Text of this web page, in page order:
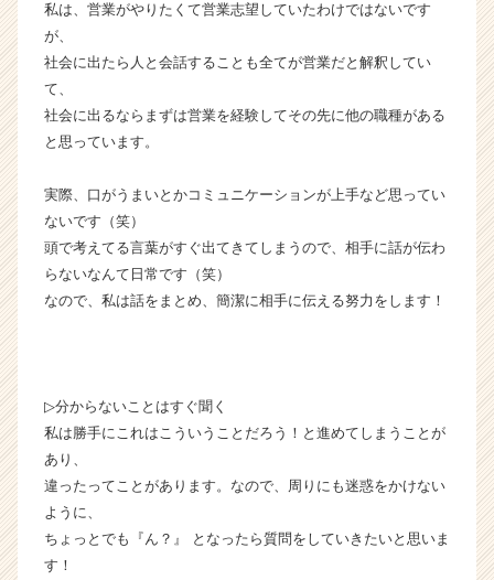
就
サ
ト
ャ
ア
（C
h
a
r
e
私は、営業がやりたくて営業志望していたわけではないです
が、
社会に出たら人と会話することも全てが営業だと解釈してい
て、
社会に出るならまずは営業を経験してその先に他の職種がある
と思っています。
実際、口がうまいとかコミュニケーションが上手など思ってい
ないです（笑）
頭で考えてる言葉がすぐ出てきてしまうので、相手に話が伝わ
らないなんて日常です（笑）
なので、私は話をまとめ、簡潔に相手に伝える努力をします！
▷分からないことはすぐ聞く
私は勝手にこれはこういうことだろう！と進めてしまうことが
あり、
違ったってことがあります。なので、周りにも迷惑をかけない
ように、
ちょっとでも『ん？』 となったら質問をしていきたいと思いま
す！